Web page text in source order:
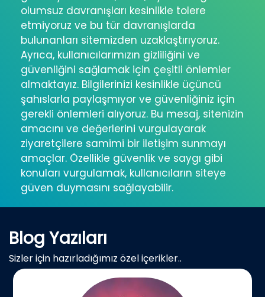
olumsuz davranışları kesinlikle tolere
etmiyoruz ve bu tür davranışlarda
bulunanları sitemizden uzaklaştırıyoruz.
Ayrıca, kullanıcılarımızın gizliliğini ve
güvenliğini sağlamak için çeşitli önlemler
almaktayız. Bilgilerinizi kesinlikle üçüncü
şahıslarla paylaşmıyor ve güvenliğiniz için
gerekli önlemleri alıyoruz. Bu mesaj, sitenizin
amacını ve değerlerini vurgulayarak
ziyaretçilere samimi bir iletişim sunmayı
amaçlar. Özellikle güvenlik ve saygı gibi
konuları vurgulamak, kullanıcıların siteye
güven duymasını sağlayabilir.
Blog Yazıları
Sizler için hazırladığımız özel içerikler..